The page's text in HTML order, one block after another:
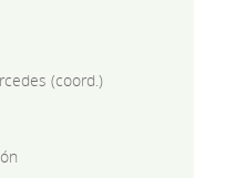
(coord.)